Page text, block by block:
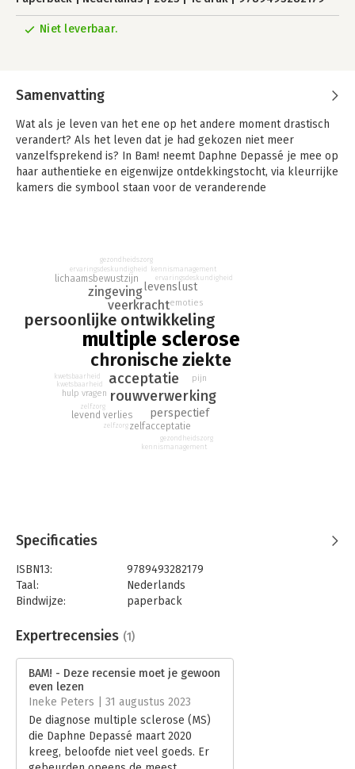
Niet leverbaar.
Samenvatting
Wat als je leven van het ene op het andere moment drastisch
verandert? Als het leven dat je had gekozen niet meer
vanzelfsprekend is? In Bam! neemt Daphne Depassé je mee op
haar authentieke en eigenwijze ontdekkingstocht, via kleurrijke
kamers die symbool staan voor de veranderende
vormgeven. Ze gaat op onderzoek uit, leert en ontdekt. Ze
verzint lifehacks en doet creatieve pogingen om nieuwe wegen
te vinden, met dilemma’s, humor, zorg en stigma’s op haar pad.
Uiteindelijk komt ze zo tot belangrijke inzichten – inzichten die
haar de kans geven om haar leven terug te veroveren.
Bam! is een fascinerend en zeer waardevol boek voor iedereen
die in het leven geconfronteerd wordt met
onvermijdelijkheden en beperkingen. Voor iedereen, dus
multiple sclerose
chronische ziekte
persoonlijke ontwikkeling
acceptatie
rouwverwerking
veerkracht
zingevinglevenslust
perspectief
zelfacceptatie
levend verlies
lichaamsbewustzijn
hulp vragen
emoties
pijn
kwetsbaarheid
ervaringsdeskundigheid
gezondheidszorg
zelfzorg
kennismanagement
kwetsbaarheid
ervaringsdeskundigheid
gezondheidszorg
zelfzorg
kennismanagement
Specificaties
ISBN13:
9789493282179
Taal:
Nederlands
Bindwijze:
paperback
Uitgever:
S2 Uitgevers
Verschijningsdatum:
27-6-2023
Hoofdrubriek: Persoonlijke effectiviteit
Expertrecensies (1)
BAM! - Deze recensie moet je gewoon
even lezen
Ineke Peters | 31 augustus 2023
De diagnose multiple sclerose (MS)
die Daphne Depassé maart 2020
kreeg, beloofde niet veel goeds. Er